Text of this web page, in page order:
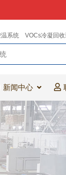
系统 VOCs冷凝回
新闻中心